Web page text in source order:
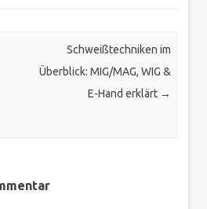
Schweißtechniken im
Überblick: MIG/MAG, WIG &
E-Hand erklärt →